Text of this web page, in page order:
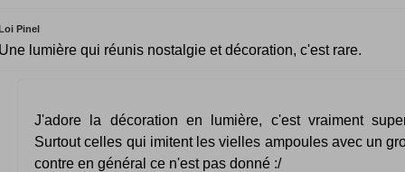
Pinel
lumière qui réunis nostalgie et décoration, c'est rare.
J'adore la décoration en lumière, c'est vraiment
Surtout celles qui imitent les vielles ampoules avec un
contre en général ce n'est pas donné :/